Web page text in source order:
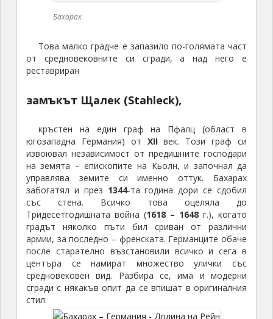
Бахарах
Това малко градче е запазило по-голямата част
от средновековните си сгради, а над него е
реставриран
замъкът Щалек (Stahleck),
кръстен на един граф на Пфалц (област в
югозападна Германия) от XIIвек. Този граф си
извоювал независимост от предишните господари
на земята – епископите на Кьолн, и започнал да
управлява земите си именно оттук. Бахарах
забогатял и през 1344-та година дори се сдобил
със стена. Всичко това оцеляла до
Тридесетгодишната война (1618 – 1648г.), когато
градът няколко пъти бил сриван от различни
армии, за последно – френската. Германците обаче
после старателно възстановили всичко и сега в
центъра се намират множество улички със
средновековен вид. Разбира се, има и модерни
сгради с някакъв опит да се впишат в оригиналния
стил: